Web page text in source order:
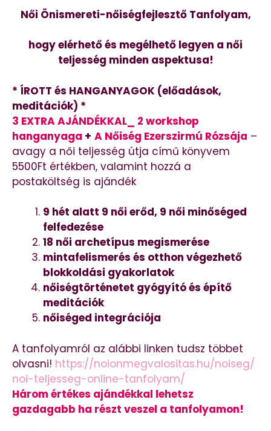
Női Önismereti-nőiségfejlesztő Tanfolyam,
hogy elérhető és megélhető legyen a női
teljesség minden aspektusa!
* ÍROTT és HANGANYAGOK (előadások,
meditációk) *
3 EXTRA AJÁNDÉKKAL_ 2 workshop
hanganyaga + A Nőiség Ezerszirmú Rózsája –
avagy a női teljesség útja című könyvem
5500Ft értékben, valamint hozzá a
postaköltség is ajándék
9 hét alatt 9 női erőd, 9 női minőséged
felfedezése
18 női archetípus megismerése
mintafelismerés és otthon végezhető
blokkoldási gyakorlatok
nőiségtörténetet gyógyító és építő
meditációk
nőiséged integrációja
A tanfolyamról az alábbi linken tudsz többet
olvasni! https://noionmegvalositas.hu/noiseg/
noi-teljesseg-online-tanfolyam/
Három értékes ajándékkal lehetsz
gazdagabb ha részt veszel a tanfolyamon!